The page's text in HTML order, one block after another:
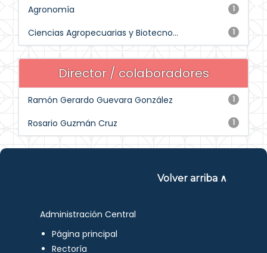
1
Agronomía
1
Ciencias Agropecuarias y Biotecno...
Director / colaboradores
1
Ramón Gerardo Guevara González
1
Rosario Guzmán Cruz
Volver arriba ∧
Administración Central
Página principal
Rectoría